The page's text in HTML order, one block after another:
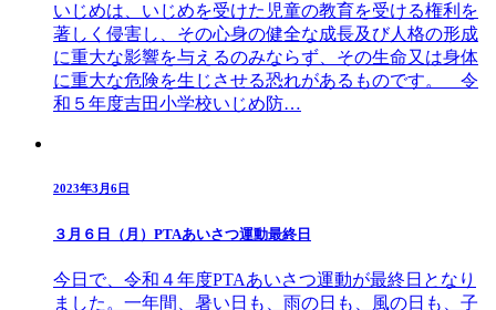
いじめは、いじめを受けた児童の教育を受ける権利を
著しく侵害し、その心身の健全な成長及び人格の形成
に重大な影響を与えるのみならず、その生命又は身体
に重大な危険を生じさせる恐れがあるものです。 令
和５年度吉田小学校いじめ防…
2023年3月6日
３月６日（月）PTAあいさつ運動最終日
今日で、令和４年度PTAあいさつ運動が最終日となり
ました。一年間、暑い日も、雨の日も、風の日も、子